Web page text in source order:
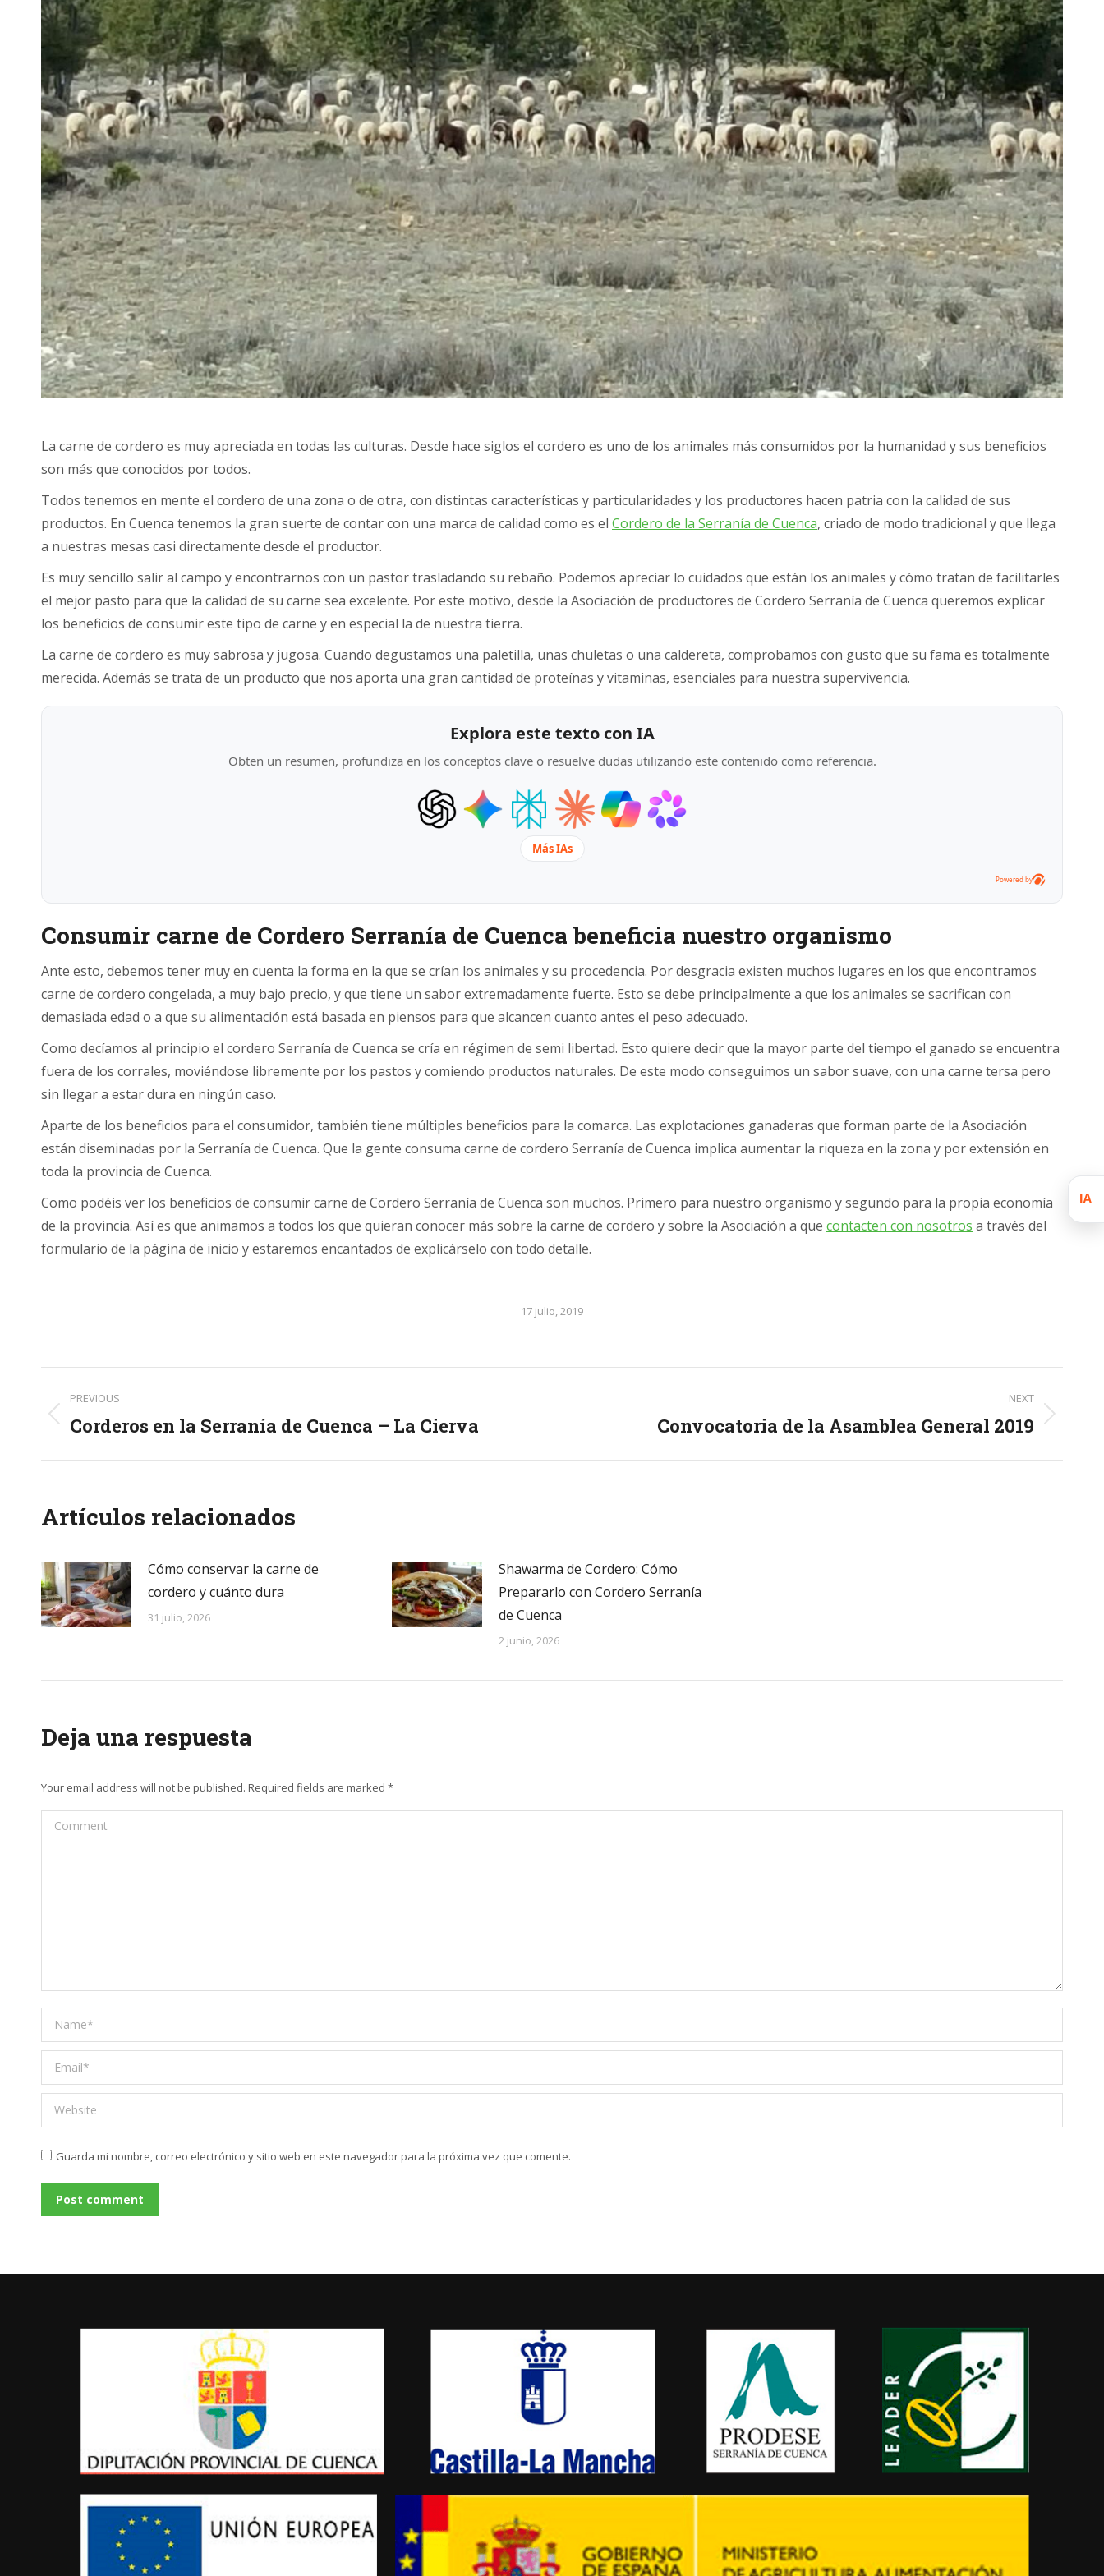
La carne de cordero es muy apreciada en todas las culturas. Desde hace siglos el cordero es uno de los animales más consumidos por la humanidad y sus beneficios
son más que conocidos por todos.
Todos tenemos en mente el cordero de una zona o de otra, con distintas características y particularidades y los productores hacen patria con la calidad de sus
productos. En Cuenca tenemos la gran suerte de contar con una marca de calidad como es el Cordero de la Serranía de Cuenca, criado de modo tradicional y que llega
a nuestras mesas casi directamente desde el productor.
Es muy sencillo salir al campo y encontrarnos con un pastor trasladando su rebaño. Podemos apreciar lo cuidados que están los animales y cómo tratan de facilitarles
el mejor pasto para que la calidad de su carne sea excelente. Por este motivo, desde la Asociación de productores de Cordero Serranía de Cuenca queremos explicar
los beneficios de consumir este tipo de carne y en especial la de nuestra tierra.
La carne de cordero es muy sabrosa y jugosa. Cuando degustamos una paletilla, unas chuletas o una caldereta, comprobamos con gusto que su fama es totalmente
merecida. Además se trata de un producto que nos aporta una gran cantidad de proteínas y vitaminas, esenciales para nuestra supervivencia.
Explora este texto con IA
Obten un resumen, profundiza en los conceptos clave o resuelve dudas utilizando este contenido como referencia.
Más IAs
Powered by
Consumir carne de Cordero Serranía de Cuenca beneficia nuestro organismo
Ante esto, debemos tener muy en cuenta la forma en la que se crían los animales y su procedencia. Por desgracia existen muchos lugares en los que encontramos
carne de cordero congelada, a muy bajo precio, y que tiene un sabor extremadamente fuerte. Esto se debe principalmente a que los animales se sacrifican con
demasiada edad o a que su alimentación está basada en piensos para que alcancen cuanto antes el peso adecuado.
Como decíamos al principio el cordero Serranía de Cuenca se cría en régimen de semi libertad. Esto quiere decir que la mayor parte del tiempo el ganado se encuentra
fuera de los corrales, moviéndose libremente por los pastos y comiendo productos naturales. De este modo conseguimos un sabor suave, con una carne tersa pero
sin llegar a estar dura en ningún caso.
Aparte de los beneficios para el consumidor, también tiene múltiples beneficios para la comarca. Las explotaciones ganaderas que forman parte de la Asociación
están diseminadas por la Serranía de Cuenca. Que la gente consuma carne de cordero Serranía de Cuenca implica aumentar la riqueza en la zona y por extensión en
toda la provincia de Cuenca.
Como podéis ver los beneficios de consumir carne de Cordero Serranía de Cuenca son muchos. Primero para nuestro organismo y segundo para la propia economía
de la provincia. Así es que animamos a todos los que quieran conocer más sobre la carne de cordero y sobre la Asociación a que contacten con nosotros a través del
formulario de la página de inicio y estaremos encantados de explicárselo con todo detalle.
17 julio, 2019
Post
navigation
PREVIOUS
Previous
Corderos en la Serranía de Cuenca – La Cierva
NEXT
Convocatoria de la Asamblea General 2019
Artículos relacionados
Cómo conservar la carne de
cordero y cuánto dura
31 julio, 2026
Shawarma de Cordero: Cómo
Prepararlo con Cordero Serranía
de Cuenca
2 junio, 2026
Deja una respuesta
Your email address will not be published. Required fields are marked *
Comment
Name *
Email *
Website
Guarda mi nombre, correo electrónico y sitio web en este navegador para la próxima vez que comente.
Post comment
IA